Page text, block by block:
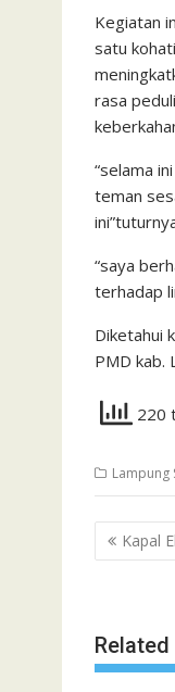
Kegiatan
satu
rasa
“selama
teman
“saya
terhadap
Diketahui
PMD kab.
220
Lampung
pos
Kapal